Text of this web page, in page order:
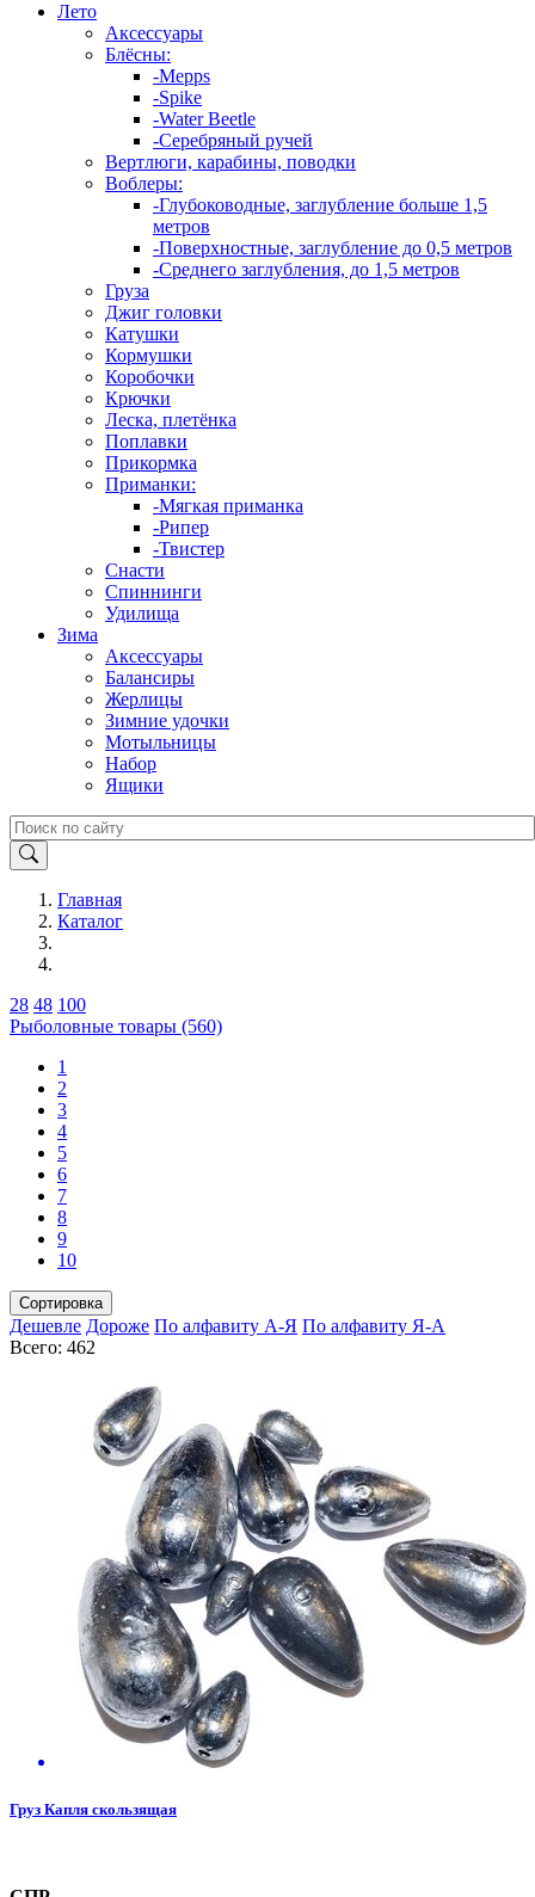
Лето
Аксессуары
Блёсны:
-Mepps
-Spike
-Water Beetle
-Серебряный ручей
Вертлюги, карабины, поводки
Воблеры:
-Глубоководные, заглубление больше 1,5
метров
-Поверхностные, заглубление до 0,5 метров
-Среднего заглубления, до 1,5 метров
Груза
Джиг головки
Катушки
Кормушки
Коробочки
Крючки
Леска, плетёнка
Поплавки
Прикормка
Приманки:
-Мягкая приманка
-Рипер
-Твистер
Снасти
Спиннинги
Удилища
Зима
Аксессуары
Балансиры
Жерлицы
Зимние удочки
Мотыльницы
Набор
Ящики
Главная
Каталог
28 48 100
Рыболовные товары (560)
1
2
3
4
5
6
7
8
9
10
Сортировка
Дешевле Дороже По алфавиту А-Я По алфавиту Я-А
Всего: 462
Груз Капля скользящая